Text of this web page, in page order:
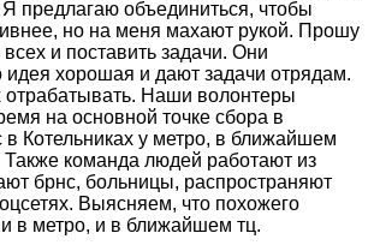
предлагаю объединиться, чтобы
но на меня махают рукой. Прошу
и поставить задачи. Они
идея хорошая и дают задачи отрядам.
отрабатывать. Наши волонтеры
на основной точке сбора в
в Котельниках у метро, в ближайшем
Также команда людей работают из
брнс, больницы, распространяют
Выясняем, что похожего
в метро, и в ближайшем тц.